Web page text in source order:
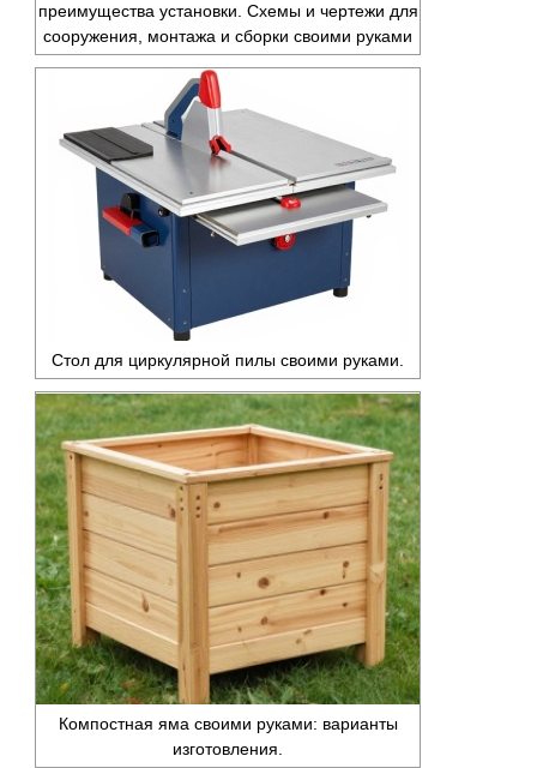
преимущества установки. Схемы и чертежи для
сооружения, монтажа и сборки своими руками
Стол для циркулярной пилы своими руками.
Компостная яма своими руками: варианты
изготовления.